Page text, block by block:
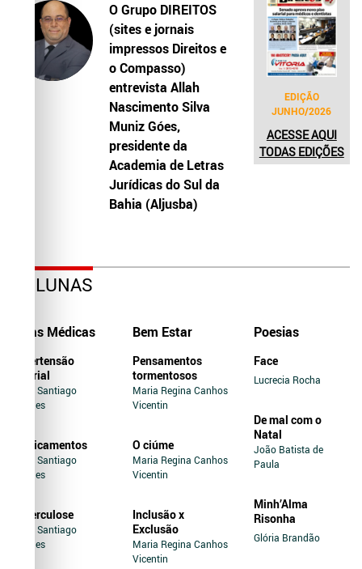
O Grupo DIREITOS
(sites e jornais
impressos Direitos e
o Compasso)
entrevista Allah
Nascimento Silva
Muniz Góes,
presidente da
Academia de Letras
Jurídicas do Sul da
Bahia (Aljusba)
EDIÇÃO
JUNHO/2026
ACESSE AQUI
TODAS EDIÇÕES
COLUNAS
Dicas Médicas
Hipertensão
Arterial
Jairo Santiago
Novaes
Medicamentos
Jairo Santiago
Novaes
Tuberculose
Jairo Santiago
Novaes
Bem Estar
Pensamentos
tormentosos
Maria Regina Canhos
Vicentin
O ciúme
Maria Regina Canhos
Vicentin
Inclusão x
Exclusão
Maria Regina Canhos
Vicentin
Poesias
Face
Lucrecia Rocha
De mal com o
Natal
João Batista de
Paula
Minh’Alma
Risonha
Glória Brandão